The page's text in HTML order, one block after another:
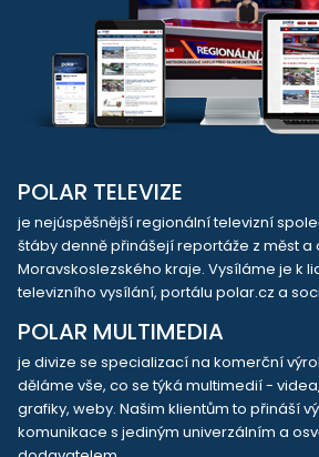
POLAR TELEVIZE
je nejúspěšnější regionální televizní
štáby denně přinášejí reportáže z měst a
Moravskoslezského kraje. Vysíláme je k
televizního vysílání, portálu polar.cz a
POLAR MULTIMEDIA
je divize se specializací na komerční
děláme vše, co se týká multimedií -
grafiky, weby. Našim klientům to přináší
komunikace s jediným univerzálním a